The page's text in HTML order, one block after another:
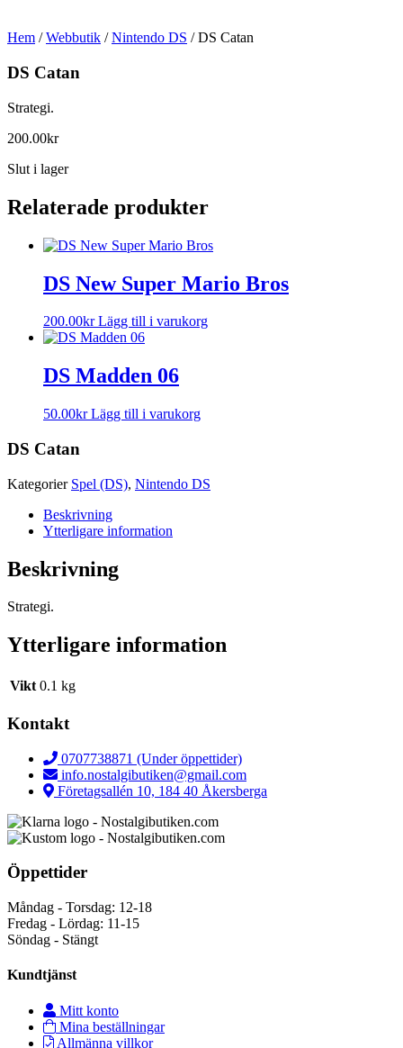
Hem /Webbutik /Nintendo DS / DS Catan
DS Catan
Strategi.
200.00kr
Slut i lager
Relaterade produkter
DS New Super Mario Bros
200.00kr Lägg till i varukorg
DS Madden 06
50.00kr Lägg till i varukorg
DS Catan
Kategorier Spel (DS), Nintendo DS
Beskrivning
Ytterligare information
Beskrivning
Strategi.
Ytterligare information
Vikt 0.1 kg
Kontakt
0707738871 (Under öppettider)
info.nostalgibutiken@gmail.com
Företagsallén 10, 184 40 Åkersberga
Öppettider
Måndag - Torsdag: 12-18
Fredag - Lördag: 11-15
Söndag - Stängt
Kundtjänst
Mitt konto
Mina beställningar
Allmänna villkor